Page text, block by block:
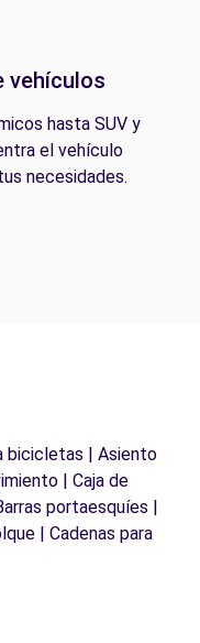
vehículos
hasta SUV y
el vehículo
necesidades.
bicicletas | Asiento
| Caja de
portaesquíes |
| Cadenas para